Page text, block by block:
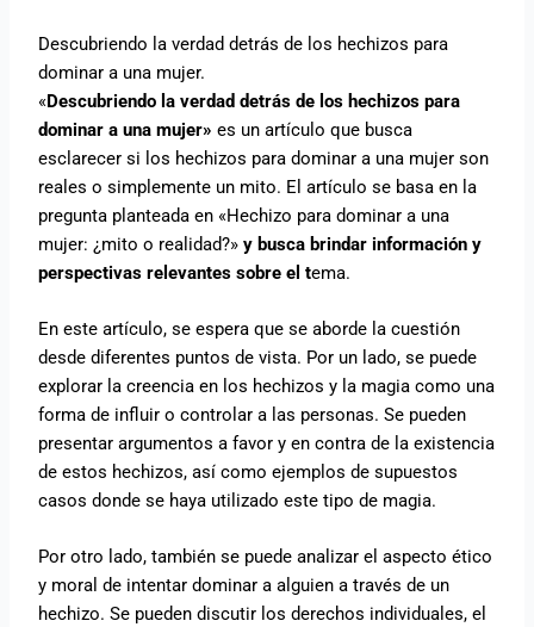
Descubriendo la verdad detrás de los hechizos para
dominar a una mujer.
«Descubriendo la verdad detrás de los hechizos para
dominar a una mujer» es un artículo que busca
esclarecer si los hechizos para dominar a una mujer son
reales o simplemente un mito. El artículo se basa en la
pregunta planteada en «Hechizo para dominar a una
mujer: ¿mito o realidad?»y busca brindar información y
perspectivas relevantes sobre el tema.
En este artículo, se espera que se aborde la cuestión
desde diferentes puntos de vista. Por un lado, se puede
explorar la creencia en los hechizos y la magia como una
forma de influir o controlar a las personas. Se pueden
presentar argumentos a favor y en contra de la existencia
de estos hechizos, así como ejemplos de supuestos
casos donde se haya utilizado este tipo de magia.
Por otro lado, también se puede analizar el aspecto ético
y moral de intentar dominar a alguien a través de un
hechizo. Se pueden discutir los derechos individuales, el